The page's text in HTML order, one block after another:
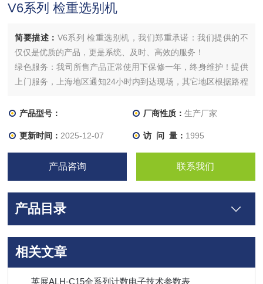
V6系列 检重选别机
简要描述： V6系列 检重选别机，我们郑重承诺：我们提供的不
仅仅是优质的产品，更是系统、及时、高效的服务！
绿色服务：我司所售产品正常使用下保修一年，终身维护！提供
上门服务，上海地区通知24小时内到达现场，其它地区根据路程
产品型号：
厂商性质： 生产厂家
更新时间： 2025-12-07 访 问 量： 1995
产品咨询 联系我们
产品目录
相关文章
英展ALH-C15全系列计数电子技术参数表